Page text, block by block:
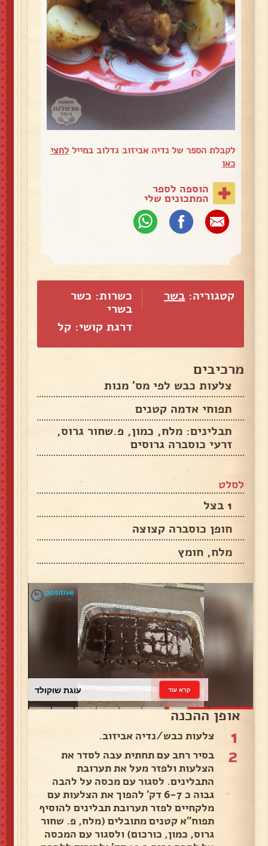
לקבלת הספר של נדיה אביזוב גדלוב במייללחצי
כאן
הוספה לספר
המתכונים שלי
קטגוריה: בשר
כשרות: כשר
בשרי
דרגת קושי: קל
מרכיבים
צלעות כבש לפי מס' מנות
תפוחי אדמה קטנים
תבלינים: מלח, כמון, פ.שחור גרוס,
זרעי כוסברה גרוסים
לסלט
1 בצל
חופן כוסברה קצוצה
מלח, חומץ
עוגת שוקולד קרא עוד
אופן ההכנה
1 צלעות כבש/נדיה אביזוב.
2
בסיר רחב עם תחתית עבה לסדר את
הצלעות ולפזר מעל את תערובת
התבלינים. לסגור עם מכסה על להבה
גבוה כ 6-7 דק' להפוך את הצלעות עם
מלקחיים לפזר תערובת תבלינים להוסיף
תפוח"א קטנים מתובלים (מלח, פ. שחור
גרוס, כמון, כורכום) ולסגור עם המכסה